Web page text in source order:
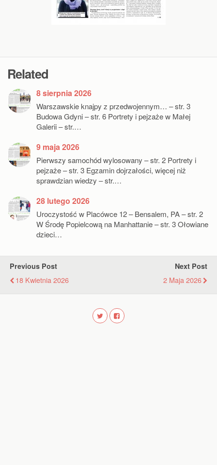
Related
8 sierpnia 2026
Warszawskie knajpy z przedwojennym… – str. 3
Budowa Gdyni – str. 6 Portrety i pejzaże w Małej
Galerii – str.…
9 maja 2026
Pierwszy samochód wylosowany – str. 2 Portrety i
pejzaże – str. 3 Egzamin dojrzałości, więcej niż
sprawdzian wiedzy – str.…
28 lutego 2026
Uroczystość w Placówce 12 – Bensalem, PA – str. 2
W Środę Popielcową na Manhattanie – str. 3 Ołowiane
dzieci…
Previous Post
18 Kwietnia 2026
Next Post
2 Maja 2026